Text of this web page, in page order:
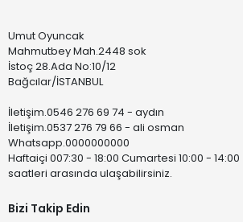
Umut Oyuncak
Mahmutbey Mah.2448 sok
İstoç 28.Ada No:10/12
Bağcılar/İSTANBUL
İletişim.0546 276 69 74 - aydın
İletişim.0537 276 79 66 - ali osman
Whatsapp.0000000000
Haftaiçi 007:30 - 18:00 Cumartesi 10:00 - 14:00
saatleri arasında ulaşabilirsiniz.
Bizi Takip Edin